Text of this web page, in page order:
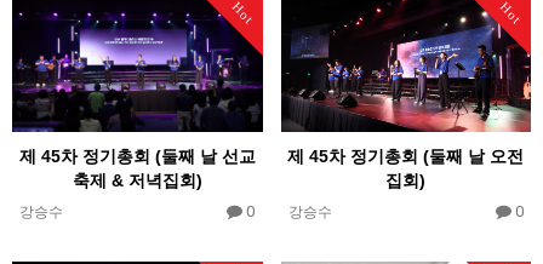
Hot
제 45차 정기총회 (둘째 날 선교
축제 & 저녁집회)
강승수 0
Hot
제 45차 정기총회 (둘째 날 오전
집회)
강승수 0